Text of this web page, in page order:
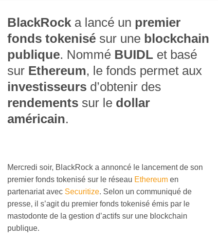
BlackRock a lancé un premier
fonds tokenisé sur une blockchain
publique. Nommé BUIDL et basé
sur Ethereum, le fonds permet aux
investisseurs d’obtenir des
rendements sur le dollar
américain.
Mercredi soir, BlackRock a annoncé le lancement de son
premier fonds tokenisé sur le réseau Ethereum en
partenariat avec Securitize. Selon un communiqué de
presse, il s’agit du premier fonds tokenisé émis par le
mastodonte de la gestion d’actifs sur une blockchain
publique.